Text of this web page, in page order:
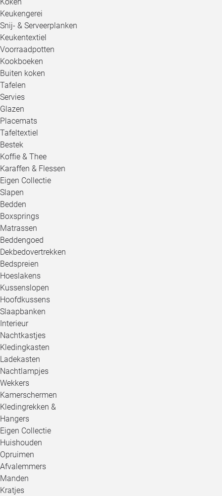
Keukengerei
Snij- & Serveerplanken
Keukentextiel
Voorraadpotten
Kookboeken
Buiten koken
Tafelen
Servies
Glazen
Placemats
Tafeltextiel
Bestek
Koffie & Thee
Karaffen & Flessen
Eigen Collectie
Slapen
Bedden
Boxsprings
Matrassen
Beddengoed
Dekbedovertrekken
Bedspreien
Hoeslakens
Kussenslopen
Hoofdkussens
Slaapbanken
Interieur
Nachtkastjes
Kledingkasten
Ladekasten
Nachtlampjes
Wekkers
Kamerschermen
Kledingrekken &
Hangers
Eigen Collectie
Huishouden
Opruimen
Afvalemmers
Manden
Kratjes